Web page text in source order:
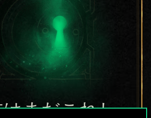
はまだこれし